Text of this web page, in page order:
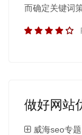
而确定关键词
做好网站
威海seo专题